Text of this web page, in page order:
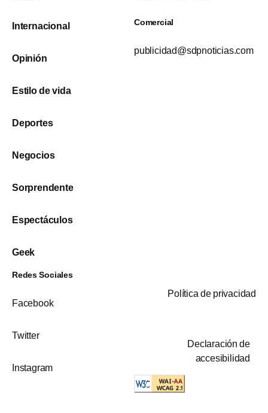
Internacional
Opinión
Estilo de vida
Deportes
Negocios
Sorprendente
Espectáculos
Geek
Comercial
publicidad@sdpnoticias.com
Redes Sociales
Facebook
Twitter
Instagram
Política de privacidad
Declaración de
accesibilidad